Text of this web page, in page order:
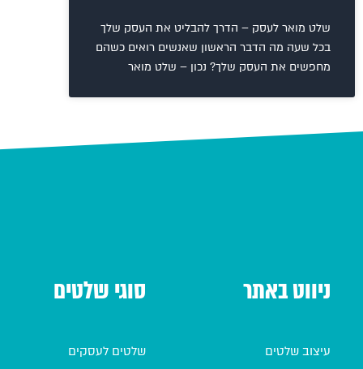
שלט מואר לעסק – הדרך להבליט את העסק שלך
בכל שעה מה הדבר הראשון שאנשים רואים כשהם
מחפשים את העסק שלך? נכון – שלט מואר
ניווט באתר
עיצוב שלטים
סוגי שלטים
שלטים לעסקים